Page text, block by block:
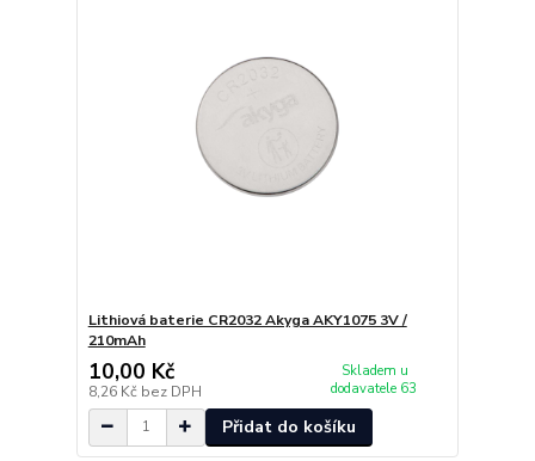
Lithiová baterie CR2032 Akyga AKY1075 3V /
210mAh
10,00 Kč
8,26 Kč bez DPH
Skladem u
dodavatele 63
Přidat do košíku